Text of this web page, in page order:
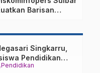
Barisan
Pendidikan
Singkarru,
Pendidikan
Tinggi